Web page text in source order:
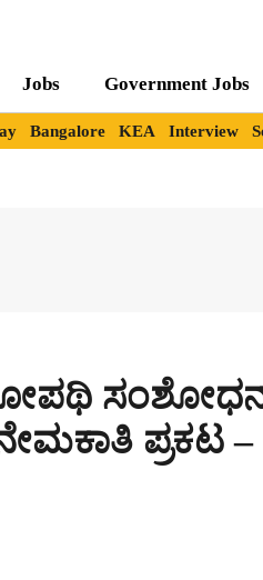
Jobs Government Jobs
Bangalore KEA Interview
ಪ್ರಕಟ